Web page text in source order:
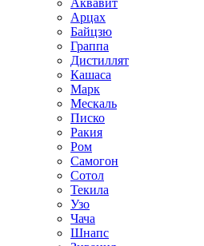
Аквавит
Арцах
Байцзю
Граппа
Дистиллят
Кашаса
Марк
Мескаль
Писко
Ракия
Ром
Самогон
Сотол
Текила
Узо
Чача
Шнапс